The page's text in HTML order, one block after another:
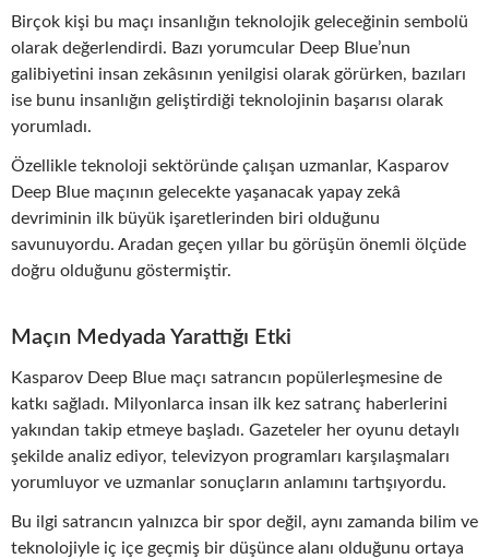
Birçok kişi bu maçı insanlığın teknolojik geleceğinin sembolü
olarak değerlendirdi. Bazı yorumcular Deep Blue’nun
galibiyetini insan zekâsının yenilgisi olarak görürken, bazıları
ise bunu insanlığın geliştirdiği teknolojinin başarısı olarak
yorumladı.
Özellikle teknoloji sektöründe çalışan uzmanlar, Kasparov
Deep Blue maçının gelecekte yaşanacak yapay zekâ
devriminin ilk büyük işaretlerinden biri olduğunu
savunuyordu. Aradan geçen yıllar bu görüşün önemli ölçüde
doğru olduğunu göstermiştir.
Maçın Medyada Yarattığı Etki
Kasparov Deep Blue maçı satrancın popülerleşmesine de
katkı sağladı. Milyonlarca insan ilk kez satranç haberlerini
yakından takip etmeye başladı. Gazeteler her oyunu detaylı
şekilde analiz ediyor, televizyon programları karşılaşmaları
yorumluyor ve uzmanlar sonuçların anlamını tartışıyordu.
Bu ilgi satrancın yalnızca bir spor değil, aynı zamanda bilim ve
teknolojiyle iç içe geçmiş bir düşünce alanı olduğunu ortaya